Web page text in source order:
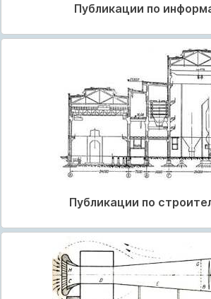
Публикации по
Публикации по